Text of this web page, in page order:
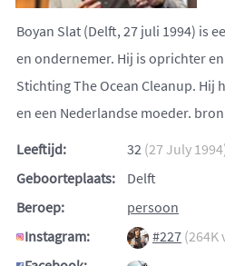
Boyan Slat (Delft, 27 juli 1994) is
en ondernemer. Hij is oprichter
Stichting The Ocean Cleanup. Hij
en een Nederlandse moeder.
Leeftijd:
32 (27 July
Geboorteplaats:
Delft
Beroep:
persoon
Instagram:
#227 (264K